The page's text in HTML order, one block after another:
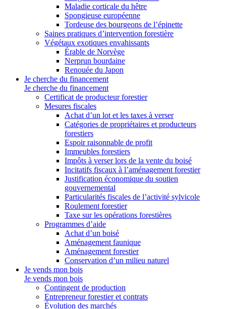
Maladie corticale du hêtre
Spongieuse européenne
Tordeuse des bourgeons de l’épinette
Saines pratiques d’intervention forestière
Végétaux exotiques envahissants
Érable de Norvège
Nerprun bourdaine
Renouée du Japon
Je cherche du financement
Je cherche du financement
Certificat de producteur forestier
Mesures fiscales
Achat d’un lot et les taxes à verser
Catégories de propriétaires et producteurs
forestiers
Espoir raisonnable de profit
Immeubles forestiers
Impôts à verser lors de la vente du boisé
Incitatifs fiscaux à l’aménagement forestier
Justification économique du soutien
gouvernemental
Particularités fiscales de l’activité sylvicole
Roulement forestier
Taxe sur les opérations forestières
Programmes d’aide
Achat d’un boisé
Aménagement faunique
Aménagement forestier
Conservation d’un milieu naturel
Je vends mon bois
Je vends mon bois
Contingent de production
Entrepreneur forestier et contrats
Évolution des marchés